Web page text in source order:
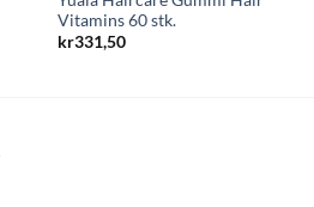
Vitamins 60 stk.
kr331,50